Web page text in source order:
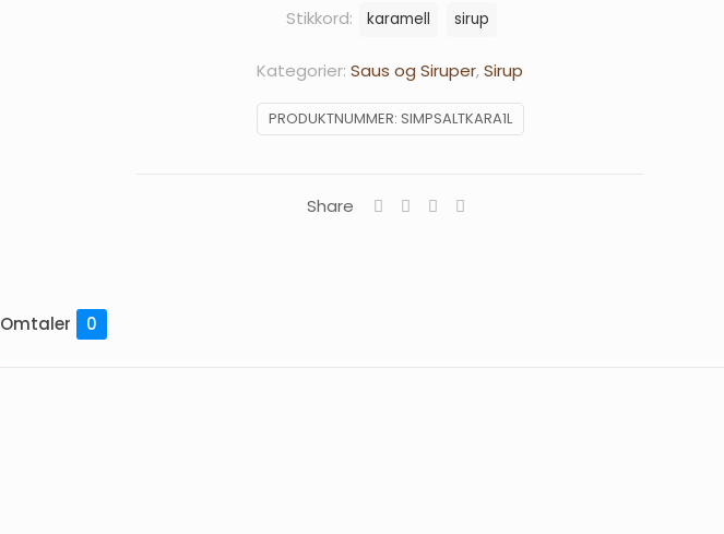
PRODUKTNUMMER: SIMPSALTKARA1L
Kategorier: Saus og Siruper,Sirup
Stikkord: karamell sirup
Share
Omtaler 0